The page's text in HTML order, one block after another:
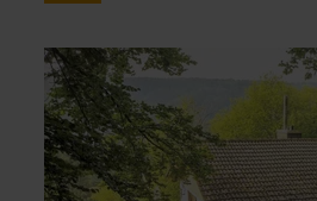
mehr
erfahren
zu:
Schöne
Aussicht
am
Eifelsteig,
Ferienhaus